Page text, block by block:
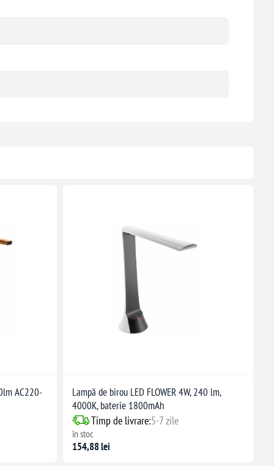
AC220-
Lampă de birou LED FLOWER 4W, 240 lm,
4000K, baterie 1800mAh
Timp de livrare:5-7 zile
în stoc
154,88 lei